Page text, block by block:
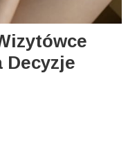
Decyzje